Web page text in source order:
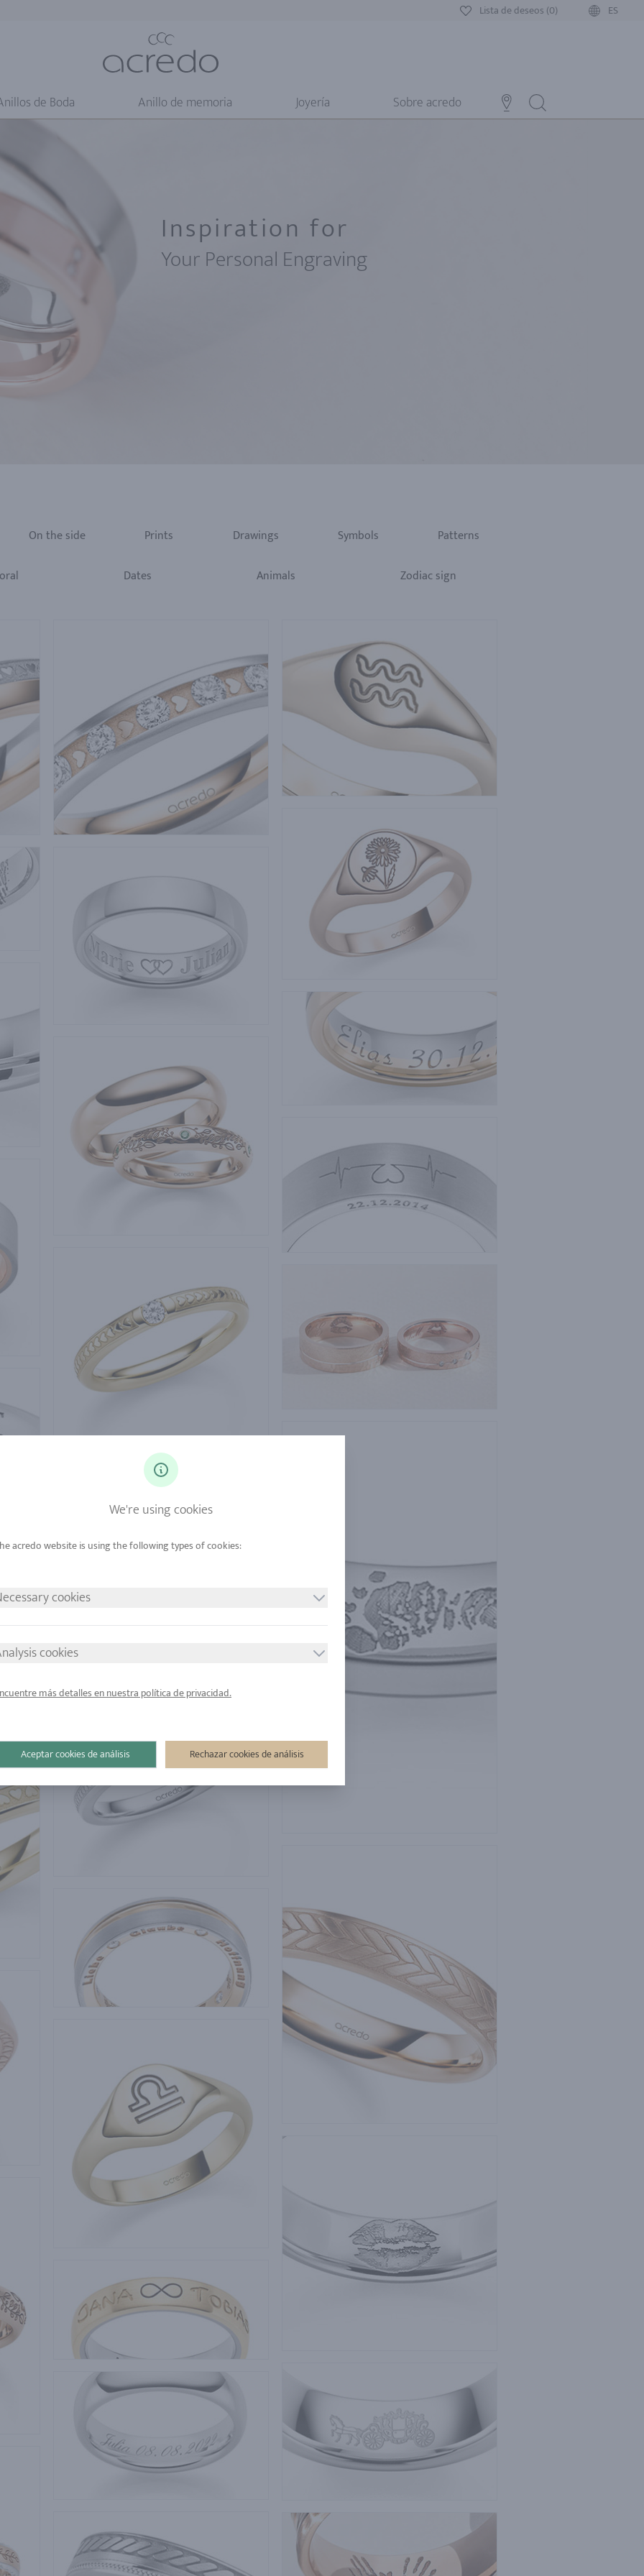
Lista de deseos (0) ES
de Boda Anillo de memoria Joyería Sobre acredo
Inspiration for
Your Personal Engraving
On the side Prints Drawings Symbols Patterns
Dates Animals Zodiac sign
We're using cookies
cookies
cookies
más detalles en nuestra política de privacidad.
Rechazar cookies de análisis
Aceptar cookies de análisis